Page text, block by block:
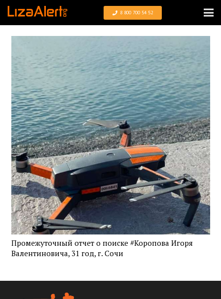
8 800 700 54 52
Промежуточный отчет о поиске #Коропова Игоря
Валентиновича, 31 год, г. Сочи